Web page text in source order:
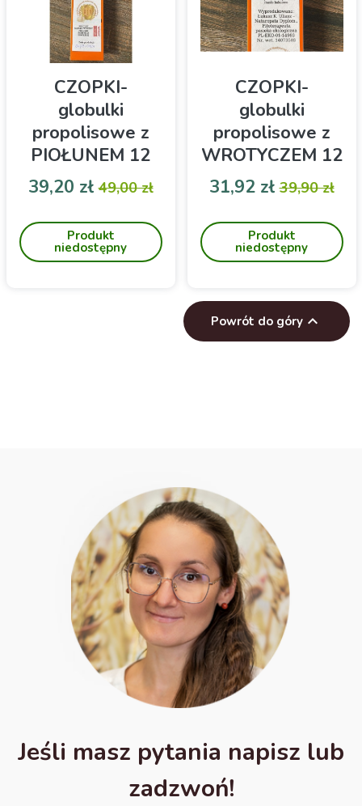
CZOPKI-
globulki
propolisowe z
PIOŁUNEM 12
sztuk
APICULTURA
(hemoroidy)
PRODUKT
NATUROPATYCZNY,
PRODUKT KONFEKCJI
Cena
39,20 złCena podstawowa
49,00 zł
Produkt
niedostępny
CZOPKI-
globulki
propolisowe z
WROTYCZEM 12
sztuk
APICULTURA
(na hemoroidy)
PRODUKT
NATUROPATYCZNY,
PRODUKT KONFEKCJI
Cena
31,92 złCena
39,90 zł
Produkt
niedostępny
Powrót do góry 
Jeśli masz pytania napisz lub
zadzwoń!